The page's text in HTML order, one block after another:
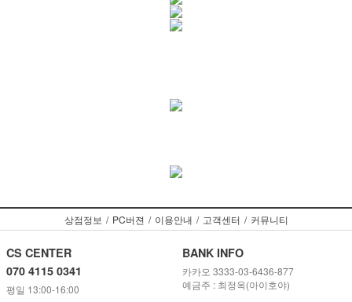
상점정보 / PC버젼 / 이용안내 / 고객센터 / 커뮤니티
CS CENTER
070 4115 0341
평일 13:00-16:00
BANK INFO
카카오 3333-03-6436-877
예금주 : 최정옥(아이호야)